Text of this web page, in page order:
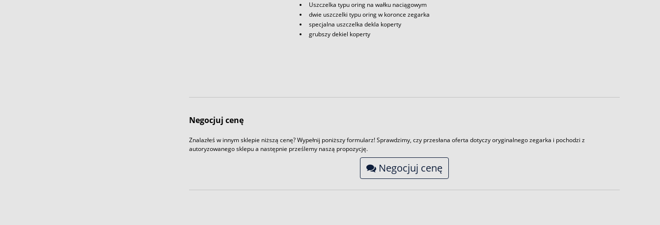
Uszczelka typu oring na wałku naciągowym
dwie uszczelki typu oring w koronce zegarka
specjalna uszczelka dekla koperty
grubszy dekiel koperty
Negocjuj cenę
Znalazłeś w innym sklepie niższą cenę? Wypełnij poniższy formularz! Sprawdzimy, czy przesłana oferta dotyczy oryginalnego zegarka i pochodzi z
autoryzowanego sklepu a następnie prześlemy naszą propozycję.
Negocjuj cenę